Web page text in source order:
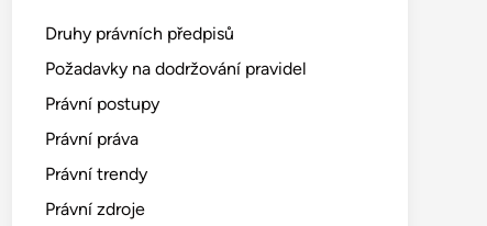
Druhy právních předpisů
Požadavky na dodržování pravidel
Právní postupy
Právní práva
Právní trendy
Právní zdroje